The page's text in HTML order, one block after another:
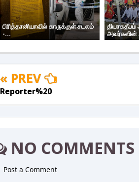
பிரித்தானியாவில் காருக்குள் சடலம்
-...
அவர்களின்
« PREV
Reporter%20
NO COMMENTS
Post a Comment